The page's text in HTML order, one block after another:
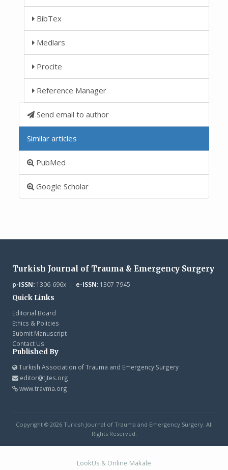
BibTex
Medlars
Procite
Reference Manager
Send email to author
Similar articles
PubMed
Google Scholar
Turkish Journal of Trauma & Emergency Surgery
p-ISSN:1306-696x | e-ISSN:1307-7945
Quick Links
Editorial Board
Ethics & Policies
Submit Manuscript
Contact Us
Published By
Turkish Association of Trauma and Emergency Surgery
editor@tjtes.org
www.travma.org
Copyright © 2026 Turkish Journal of Trauma and Emergency Surgery. All
Rights Reserved.
LookUs & Online Makale